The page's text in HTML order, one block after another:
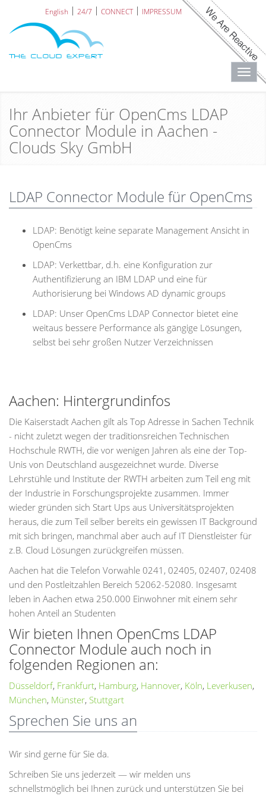
English 24/7 CONNECT IMPRESSUM
Ihr Anbieter für OpenCms LDAP
Connector Module in Aachen -
Clouds Sky GmbH
LDAP Connector Module für OpenCms
LDAP: Benötigt keine separate Management Ansicht in
OpenCms
LDAP: Verkettbar, d.h. eine Konfiguration zur
Authentifizierung an IBM LDAP und eine für
Authorisierung bei Windows AD dynamic groups
LDAP: Unser OpenCms LDAP Connector bietet eine
weitaus bessere Performance als gängige Lösungen,
selbst bei sehr großen Nutzer Verzeichnissen
Aachen: Hintergrundinfos
Die Kaiserstadt Aachen gilt als Top Adresse in Sachen Technik
- nicht zuletzt wegen der traditionsreichen Technischen
Hochschule RWTH, die vor wenigen Jahren als eine der Top-
Unis von Deutschland ausgezeichnet wurde. Diverse
Lehrstühle und Institute der RWTH arbeiten zum Teil eng mit
der Industrie in Forschungsprojekte zusammen. Immer
wieder gründen sich Start Ups aus Universitätsprojekten
heraus, die zum Teil selber bereits ein gewissen IT Background
mit sich bringen, manchmal aber auch auf IT Dienstleister für
z.B. Cloud Lösungen zurückgreifen müssen.
Aachen hat die Telefon Vorwahle 0241, 02405, 02407, 02408
und den Postleitzahlen Bereich 52062-52080. Insgesamt
leben in Aachen etwa 250.000 Einwohner mit einem sehr
hohen Anteil an Studenten
Wir bieten Ihnen OpenCms LDAP
Connector Module auch noch in
folgenden Regionen an:
Düsseldorf, Frankfurt, Hamburg, Hannover, Köln, Leverkusen,
München, Münster, Stuttgart
Sprechen Sie uns an
Wir sind gerne für Sie da.
Schreiben Sie uns jederzeit — wir melden uns
schnellstmöglich bei Ihnen zurück und unterstützen Sie bei